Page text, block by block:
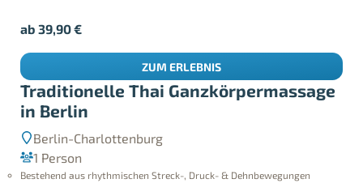
Traditionelle Thai Ganzkörpermassage
in Berlin
Berlin-Charlottenburg
1 Person
Bestehend aus rhythmischen Streck-, Druck- & Dehnbewegungen
ab39,90€
ZUM ERLEBNIS